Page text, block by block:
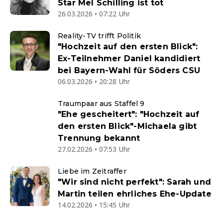
Star Mel Schilling ist tot
26.03.2026 • 07:22 Uhr
Reality-TV trifft Politik
"Hochzeit auf den ersten Blick":
Ex-Teilnehmer Daniel kandidiert
bei Bayern-Wahl für Söders CSU
06.03.2026 • 20:28 Uhr
Traumpaar aus Staffel 9
"Ehe gescheitert": "Hochzeit auf
den ersten Blick"-Michaela gibt
Trennung bekannt
27.02.2026 • 07:53 Uhr
Liebe im Zeitraffer
"Wir sind nicht perfekt": Sarah und
Martin teilen ehrliches Ehe-Update
14.02.2026 • 15:45 Uhr